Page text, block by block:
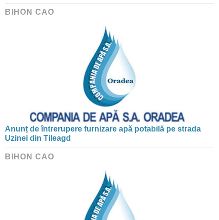
BIHON CAO
Anunț de întrerupere furnizare apă potabilă pe strada
Uzinei din Tileagd
BIHON CAO